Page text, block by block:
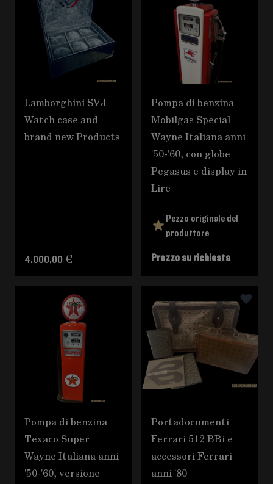
Lamborghini SVJ
Watch case and
brand new Products
4.000,00 €
Pompa di benzina
Mobilgas Special
Wayne Italiana anni
'50-'60, con globe
Pegasus e display in
Lire
Pezzo originale del
produttore
Prezzo su richiesta
Pompa di benzina
Texaco Super
Wayne Italiana anni
'50-'60, versione
Portadocumenti
Ferrari 512 BBi e
accessori Ferrari
anni '80